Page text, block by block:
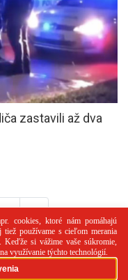
zastavili až dva
> >>